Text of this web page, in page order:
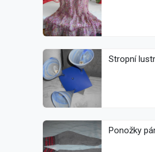
Stropní